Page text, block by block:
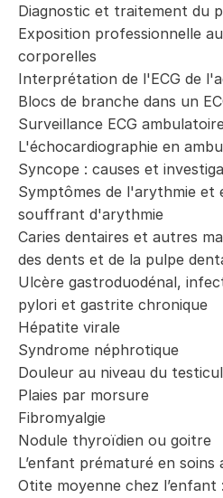
Diagnostic et traitement du
Exposition professionnelle
corporelles
Interprétation de l'ECG de
Blocs de branche dans un
Surveillance ECG
L'échocardiographie en
Syncope : causes et
Symptômes de l'arythmie et
souffrant d'arythmie
Caries dentaires et autres
des dents et de la pulpe
Ulcère gastroduodénal,
pylori et gastrite chronique
Hépatite virale
Syndrome néphrotique
Douleur au niveau du
Plaies par morsure
Fibromyalgie
Nodule thyroïdien ou goitre
L’enfant prématuré en soins
Otite moyenne chez